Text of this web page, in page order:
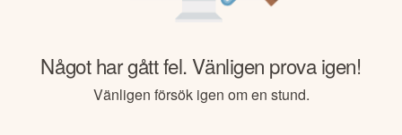
Något har gått fel. Vänligen prova igen!
Vänligen försök igen om en stund.